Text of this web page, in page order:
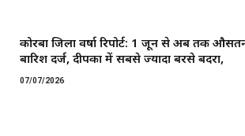
कोरबा जिला वर्षा रिपोर्ट: 1 जून से अब तक
बारिश दर्ज, दीपका में सबसे ज्यादा बरसे बदरा,
07/07/2026